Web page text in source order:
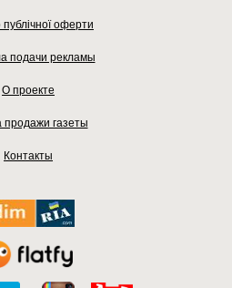
публічної оферти
подачи рекламы
О проекте
продажи газеты
Контакты